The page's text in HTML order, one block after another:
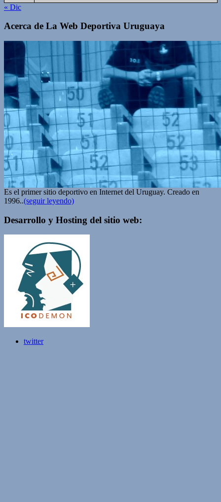
« Dic
Acerca de La Web Deportiva Uruguaya
Es el primer sitio deportivo en Internet del Uruguay. Creado en
1996..(seguir leyendo)
Desarrollo y Hosting del sitio web:
twitter